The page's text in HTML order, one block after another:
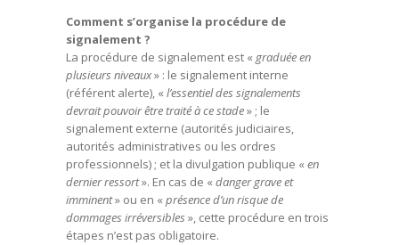
Comment s’organise la procédure de
signalement ?
La procédure de signalement est « graduée en
plusieurs niveaux» : le signalement interne
(référent alerte), « l’essentiel des signalements
devrait pouvoir être traité à ce stade» ; le
signalement externe (autorités judiciaires,
autorités administratives ou les ordres
professionnels) ; et la divulgation publique « en
dernier ressort». En cas de « danger grave et
imminent» ou en « présence d’un risque de
dommages irréversibles », cette procédure en trois
étapes n’est pas obligatoire.